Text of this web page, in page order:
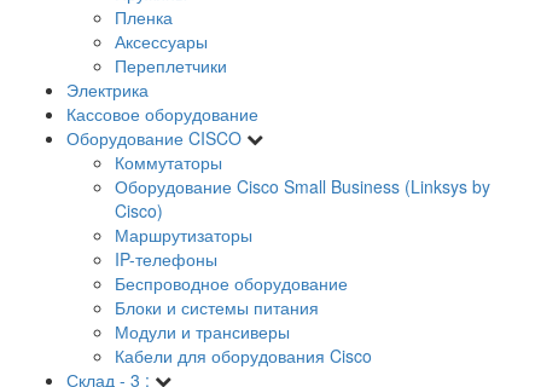
Пленка
Аксессуары
Переплетчики
Электрика
Кассовое оборудование
Оборудование CISCO
Коммутаторы
Оборудование Cisco Small Business (Linksys by
Cisco)
Маршрутизаторы
IP-телефоны
Беспроводное оборудование
Блоки и системы питания
Модули и трансиверы
Кабели для оборудования Cisco
Склад - 3 :